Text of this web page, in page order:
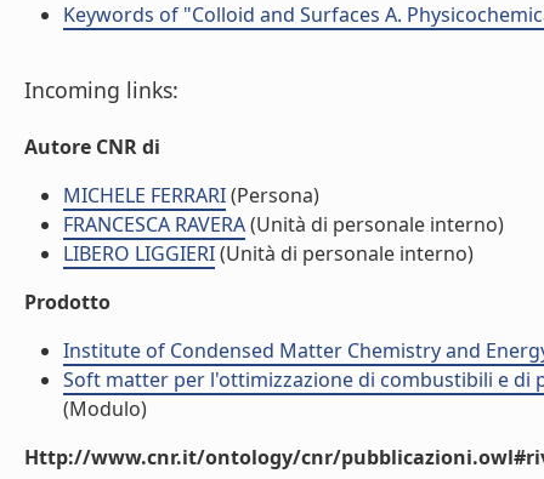
Keywords of "Colloid and Surfaces A.
Incoming links:
Autore CNR di
MICHELE FERRARI(Persona)
FRANCESCA RAVERA(Unità di personale interno)
LIBERO LIGGIERI(Unità di personale interno)
Prodotto
Institute of Condensed Matter Chemistry and
Soft matter per l'ottimizzazione di combustibili e di
(Modulo)
Http://www.cnr.it/ontology/cnr/